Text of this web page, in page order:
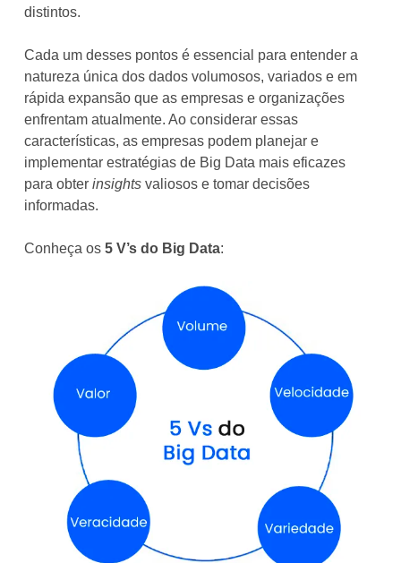
distintos.
Cada um desses pontos é essencial para entender a
natureza única dos dados volumosos, variados e em
rápida expansão que as empresas e organizações
enfrentam atualmente. Ao considerar essas
características, as empresas podem planejar e
implementar estratégias de Big Data mais eficazes
para obter insights valiosos e tomar decisões
informadas.
Conheça os 5 V’s do Big Data: